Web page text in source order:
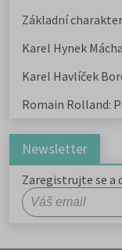
Základní
Karel Hynek
Karel Havlíček
Romain Rolland:
Newsletter
Zaregistrujte se a